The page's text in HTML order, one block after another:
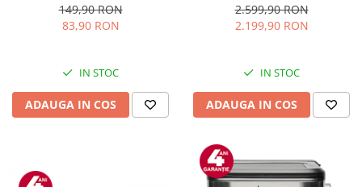
forme, 1400W, Indicator
luminos, Placi antiaderente,
149,90 RON
83,90 RON
IN STOC
ADAUGA IN COS
Inverter, Clasa E, Display,
Functie super racire, Blocare
2.599,90 RON
2.199,90 RON
IN STOC
ADAUGA IN COS